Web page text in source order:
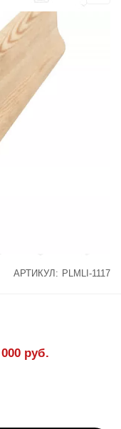
АРТИКУЛ: PLMLI-1117
руб.